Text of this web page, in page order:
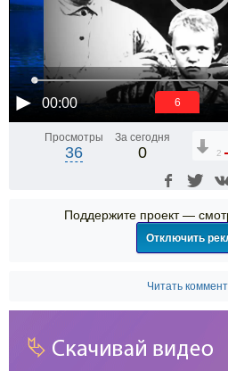
00:00 5
Просмотры
36
За сегодня
0 2
Поддержите проект —
Отключить
Читать